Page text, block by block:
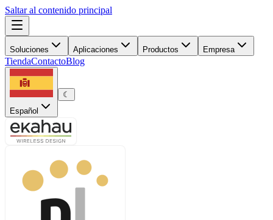
Saltar al contenido principal
Soluciones Aplicaciones Productos Empresa
TiendaContactoBlog
Español
☾